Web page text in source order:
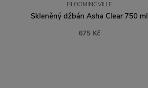
BLOOMINGVILLE
Skleněný džbán Asha Clear 750 ml
675 Kč